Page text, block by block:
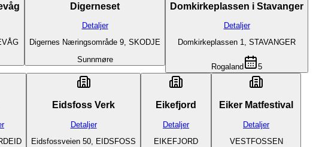
Digerneset
Detaljer
Digernes Næringsområde 9, SKODJE
Sunnmøre
Domkirkeplassen i Stavanger
Detaljer
Domkirkeplassen 1, STAVANGER
Rogaland 5
Eidsfoss Verk
Detaljer
Eidsfossveien 50, EIDSFOSS
Eikefjord
Detaljer
EIKEFJORD
Eiker Matfestival
Detaljer
VESTFOSSEN